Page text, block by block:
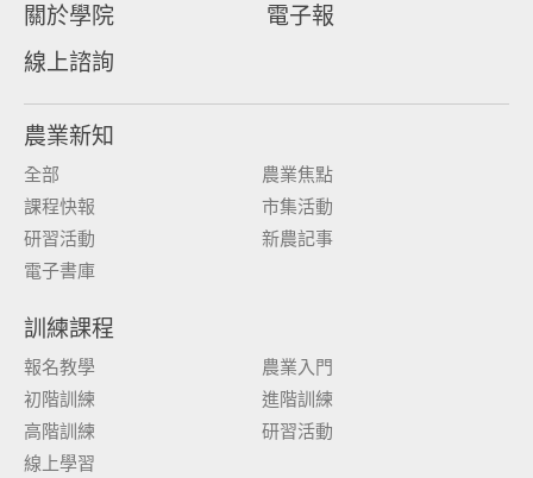
關於學院
電子報
線上諮詢
農業新知
全部
農業焦點
課程快報
市集活動
研習活動
新農記事
電子書庫
訓練課程
報名教學
農業入門
初階訓練
進階訓練
高階訓練
研習活動
線上學習